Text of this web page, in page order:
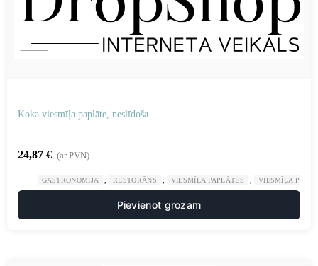
Koka viesmīļa paplāte, neslīdoša
24,87 € (ar PVN)
GASTRONOMIJA RESTORĀNS VIESMĪĻA PAPLĀTES VIESMĪĻA
Pievienot grozam